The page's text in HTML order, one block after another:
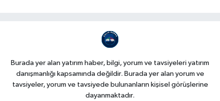
Burada yer alan yatırım haber, bilgi, yorum ve tavsiyeleri yatırım
danışmanlığı kapsamında değildir. Burada yer alan yorum ve
tavsiyeler, yorum ve tavsiyede bulunanların kişisel görüşlerine
dayanmaktadır.